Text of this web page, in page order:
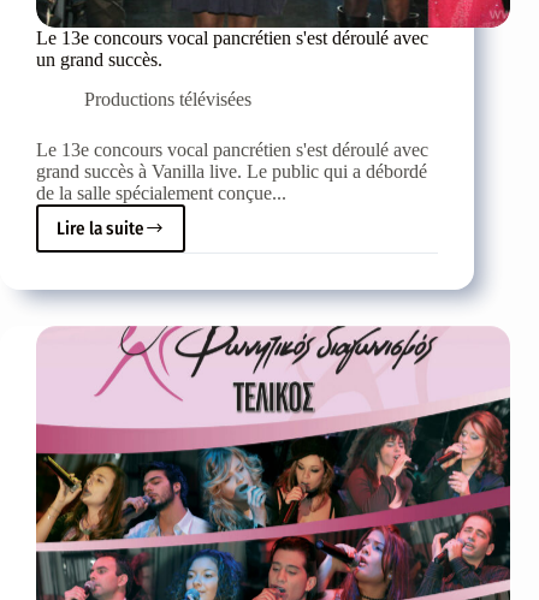
Le 13e concours vocal pancrétien s'est déroulé avec
un grand succès.
Productions télévisées
Le 13e concours vocal pancrétien s'est déroulé avec
grand succès à Vanilla live. Le public qui a débordé
de la salle spécialement conçue...
Lire la suite
Le
13e
vocal
pancrétien
s'est
déroulé
avec
grand
succès.